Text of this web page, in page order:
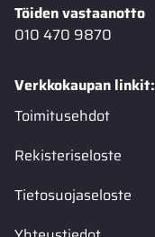
Töiden vastaanotto
010 470 9870
Verkkokaupan linkit:
Toimitusehdot
Rekisteriseloste
Tietosuojaseloste